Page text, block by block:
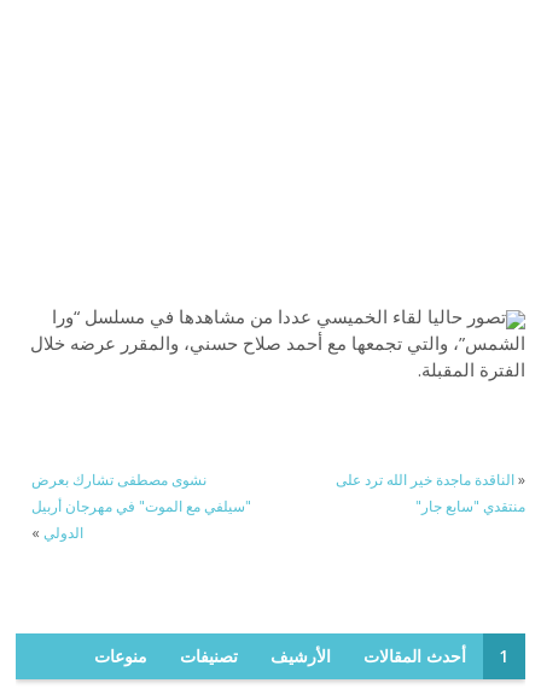
تصور حاليا لقاء الخميسي عددا من مشاهدها في مسلسل “ورا
الشمس”، والتي تجمعها مع أحمد صلاح حسني، والمقرر عرضه خلال
الفترة المقبلة.
«الناقدة ماجدة خير الله ترد على
منتقدي "سابع جار"
نشوى مصطفى تشارك بعرض
"سيلفي مع الموت" في مهرجان أربيل
الدولي»
1 أحدث المقالات الأرشيف تصنيفات منوعات